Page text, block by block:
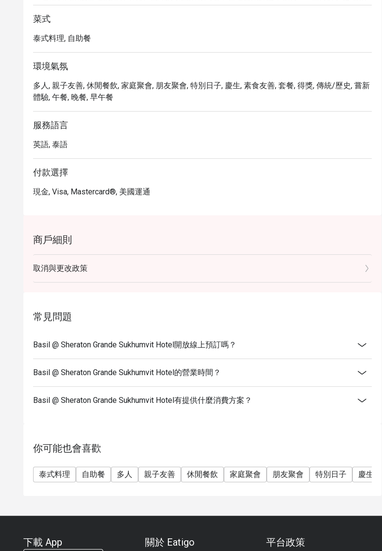
牌包括濃郁的「冬陰功」與多樣化的「鮮蝦」料理，為您提供難忘的午餐與晚餐體驗。
・透過 Eatigo 預訂 Basil 餐廳，不僅能確保您的浪漫餐位，更可享有最高 5 折的專屬優惠。立即預
菜式
泰式料理, 自助餐
環境氣氛
多人, 親子友善, 休閒餐飲, 家庭聚會, 朋友聚會, 特別日子, 慶生, 素食友善, 套餐, 得獎, 傳統/歷史, 嘗新
體驗, 午餐, 晚餐, 早午餐
服務語言
英語, 泰語
付款選擇
現金, Visa, Mastercard®, 美國運通
商戶細則
取消與更改政策
常見問題
Basil @ Sheraton Grande Sukhumvit Hotel開放線上預訂嗎？
Basil @ Sheraton Grande Sukhumvit Hotel的營業時間？
Basil @ Sheraton Grande Sukhumvit Hotel有提供什麼消費方案？
你可能也會喜歡
泰式料理 自助餐 多人 親子友善 休閒餐飲 家庭聚會 朋友聚會 特別日子 慶生
下載 App 關於 Eatigo 平台政策